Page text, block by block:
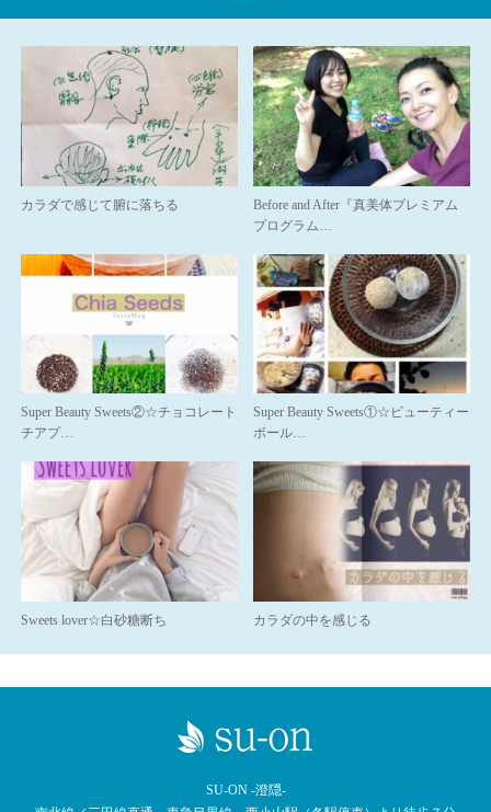
カラダで感じて腑に落ちる
Before and After『真美体プレミアム
プログラム…
Super Beauty Sweets②☆チョコレート
チアプ…
Super Beauty Sweets①☆ビューティー
ボール…
Sweets lover☆白砂糖断ち カラダの中を感じる
SU-ON -澄隠-